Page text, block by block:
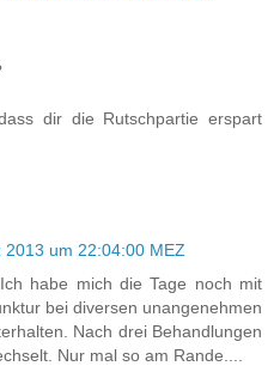
dir die Rutschpartie erspart
2013 um 22:04:00 MEZ
habe mich die Tage noch mit
bei diversen unangenehmen
Nach drei Behandlungen
Nur mal so am Rande....